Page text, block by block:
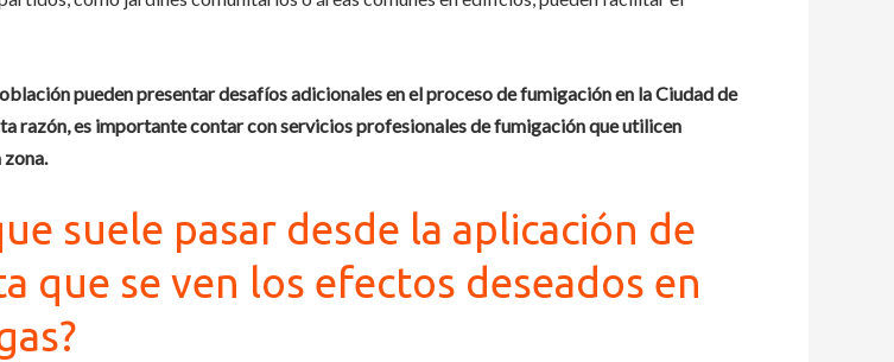
pueden presentar desafíos adicionales en el proceso de fumigación en la Ciudad de
razón, es importante contar con servicios profesionales de fumigación que utilicen
suele pasar desde la aplicación de
que se ven los efectos deseados en